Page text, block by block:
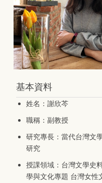
基本資料
姓名：謝欣芩
職稱：副教授
研究專長：當代台灣文
研究
授課領域：台灣文學史
學與文化專題 台灣女性